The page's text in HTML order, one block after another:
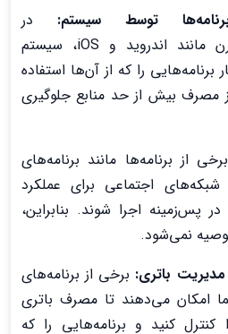
توسط سیستم: در
سیستم‌عامل‌های مدرن مانند اندروید و iOS، سیستم
را که از آن‌ها استفاده
مصرف بیش از حد منابع جلوگیری
برخی از برنامه‌ها مانند برنامه‌های
شبکه‌های اجتماعی برای عملکرد
پس‌زمینه اجرا شوند. بنابراین،
نمی‌شود.
مدیریت باتری: برخی از برنامه‌های
امکان می‌دهند تا مصرف باتری
کنترل کنید و برنامه‌هایی را که